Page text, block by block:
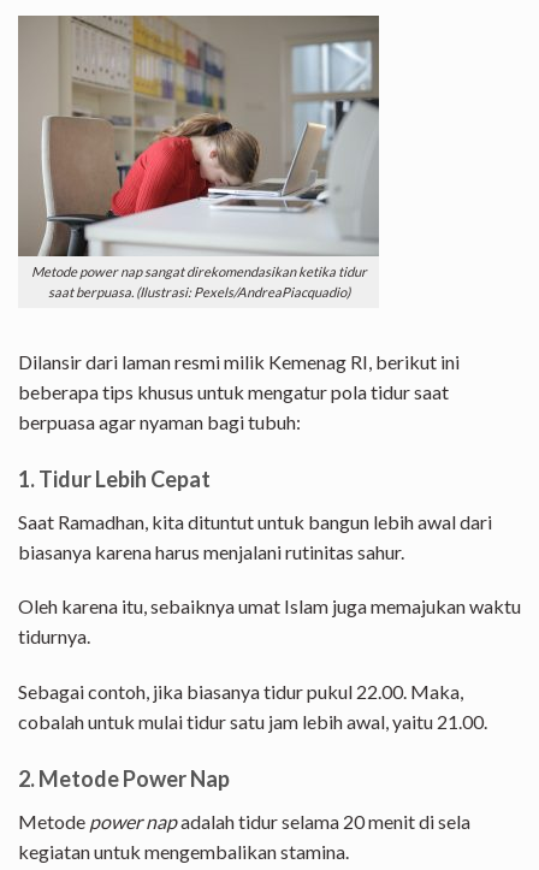
Metode power nap sangat direkomendasikan ketika tidur
saat berpuasa. (Ilustrasi: Pexels/AndreaPiacquadio)
Dilansir dari laman resmi milik Kemenag RI, berikut ini
beberapa tips khusus untuk mengatur pola tidur saat
berpuasa agar nyaman bagi tubuh:
1. Tidur Lebih Cepat
Saat Ramadhan, kita dituntut untuk bangun lebih awal dari
biasanya karena harus menjalani rutinitas sahur.
Oleh karena itu, sebaiknya umat Islam juga memajukan waktu
tidurnya.
Sebagai contoh, jika biasanya tidur pukul 22.00. Maka,
cobalah untuk mulai tidur satu jam lebih awal, yaitu 21.00.
2. Metode Power Nap
Metode power napadalah tidur selama 20 menit di sela
kegiatan untuk mengembalikan stamina.